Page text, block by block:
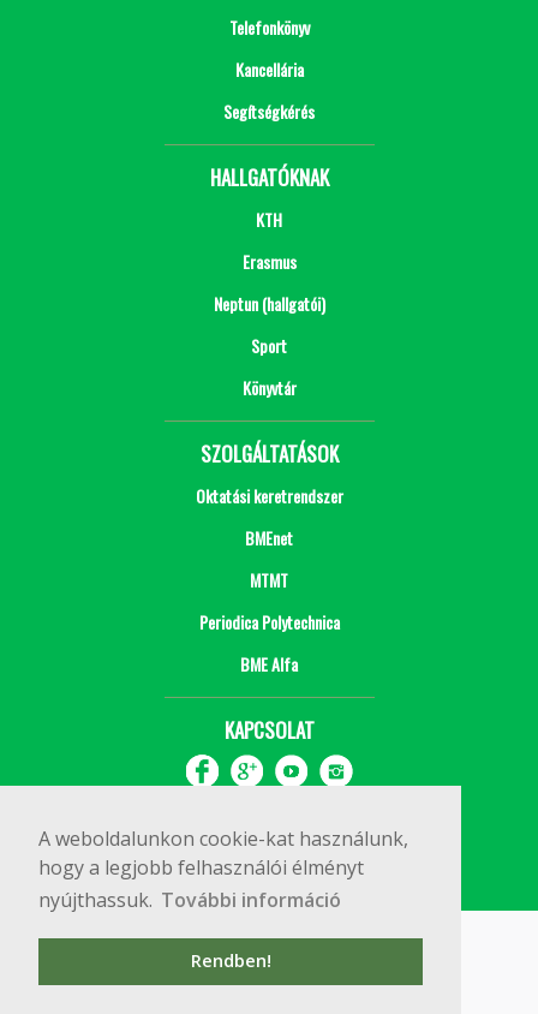
A weboldalunkon cookie-kat használunk,
hogy a legjobb felhasználói élményt
nyújthassuk. További információ
Rendben!
Telefonkönyv
Kancellária
Segítségkérés
HALLGATÓKNAK
KTH
Erasmus
Neptun (hallgatói)
Sport
Könyvtár
SZOLGÁLTATÁSOK
Oktatási keretrendszer
BMEnet
MTMT
Periodica Polytechnica
BME Alfa
KAPCSOLAT
Copyright © 2020 BME Építőmérnöki Kar
1111 Budapest, Műegyetem rkp. 3.